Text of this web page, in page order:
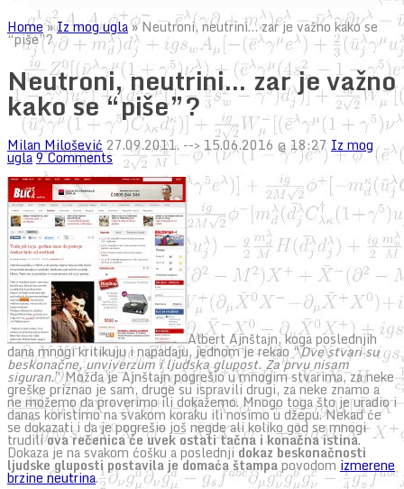
Home»Iz mog ugla»Neutroni, neutrini… zar je važno kako se
“piše”?
Neutroni, neutrini… zar je važno
kako se “piše”?
Milan Milošević 27.09.2011. --> 15.06.2016 @ 18:27 Iz mog
ugla9 Comments
Albert Ajnštajn, koga poslednjih
dana mnogi kritikuju i napadaju, jednom je rekao “Dve stvari su
beskonačne, unviverzum i ljudska glupost. Za prvu nisam
siguran.” Možda je Ajnštajn pogrešio u mnogim stvarima, za neke
greške priznao je sam, druge su ispravili drugi, za neke znamo a
ne možemo da proverimo ili dokažemo. Mnogo toga što je uradio i
danas koristimo na svakom koraku ili nosimo u džepu. Nekad će
se dokazati i da je pogrešio još negde ali koliko god se mnogi
trudiliova rečenica će uvek ostati tačna i konačna istina.
Dokaza je na svakom ćošku a poslednji dokaz beskonačnosti
ljudske gluposti postavila je domaća štampapovodom izmerene
brzine neutrina.